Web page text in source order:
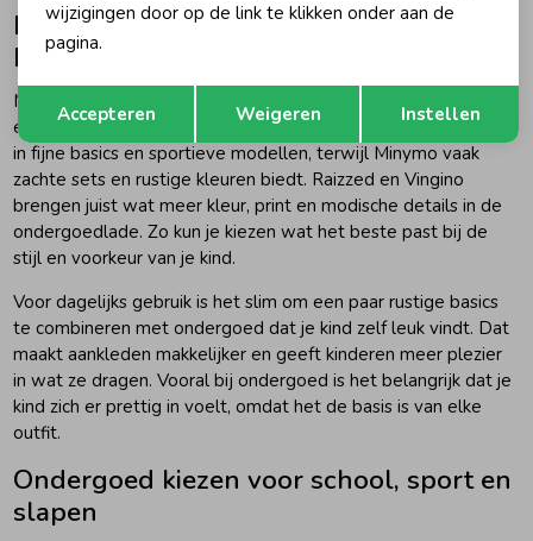
Meisjes ondergoed van Chicamala,
Raizzed en Vingino
Merken zoals Chicamala, Minymo, Raizzed en Vingino geven
elk hun eigen draai aan meisjes ondergoed. Chicamala is sterk
in fijne basics en sportieve modellen, terwijl Minymo vaak
zachte sets en rustige kleuren biedt. Raizzed en Vingino
brengen juist wat meer kleur, print en modische details in de
ondergoedlade. Zo kun je kiezen wat het beste past bij de
stijl en voorkeur van je kind.
Voor dagelijks gebruik is het slim om een paar rustige basics
te combineren met ondergoed dat je kind zelf leuk vindt. Dat
maakt aankleden makkelijker en geeft kinderen meer plezier
in wat ze dragen. Vooral bij ondergoed is het belangrijk dat je
kind zich er prettig in voelt, omdat het de basis is van elke
outfit.
Ondergoed kiezen voor school, sport en
slapen
Terug Opslaan
wijzigingen door op de link te klikken onder aan de
pagina.
Accepteren Weigeren Instellen